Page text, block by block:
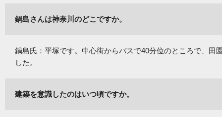
鍋島さんは神奈川のどこですか。
鍋島氏：平塚です。中心街からバスで40分位のところで、田
した。
建築を意識したのはいつ頃ですか。